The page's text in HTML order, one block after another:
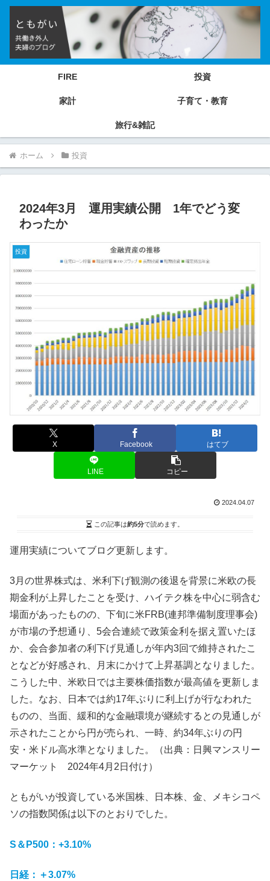
FIRE 投資
家計 子育て・教育
旅行&雑記
ホーム 投資
2024年3月 運用実績公開 1年でどう変
わったか
投資
X Facebook はてブ
LINE コピー
2024.04.07
この記事は約5分で読めます。
運用実績についてブログ更新します。
3月の世界株式は、米利下げ観測の後退を背景に米欧の長
期金利が上昇したことを受け、ハイテク株を中心に弱含む
場面があったものの、下旬に米FRB(連邦準備制度理事会)
が市場の予想通り、5会合連続で政策金利を据え置いたほ
か、会合参加者の利下げ見通しが年内3回で維持されたこ
となどが好感され、月末にかけて上昇基調となりました。
こうした中、米欧日では主要株価指数が最高値を更新しま
した。なお、日本では約17年ぶりに利上げが行なわれた
ものの、当面、緩和的な金融環境が継続するとの見通しが
示されたことから円が売られ、一時、約34年ぶりの円
安・米ドル高水準となりました。（出典：日興マンスリー
マーケット 2024年4月2日付け）
ともがいが投資している米国株、日本株、金、メキシコペ
ソの指数関係は以下のとおりでした。
S＆P500：+3.10%
日経：＋3.07%